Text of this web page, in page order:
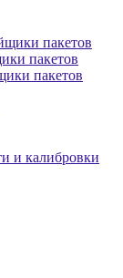
пакетов
пакетов
пакетов
и калибровки